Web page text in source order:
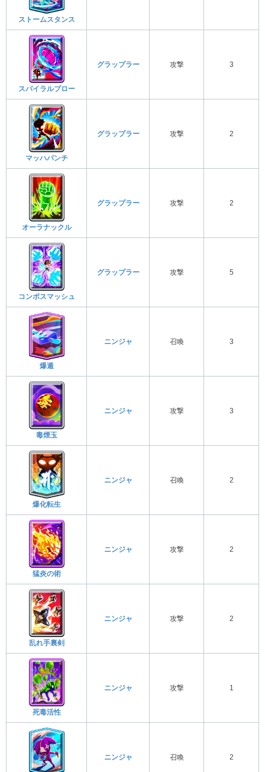
ストームスタンス
スパイラルブロー
グラップラー 攻撃 3
マッハパンチ
グラップラー 攻撃 2
オーラナックル
グラップラー 攻撃 2
コンボスマッシュ
グラップラー 攻撃 5
爆遁
ニンジャ 召喚 3
毒煙玉
ニンジャ 攻撃 3
爆化転生
ニンジャ 召喚 2
猛炎の術
ニンジャ 攻撃 2
乱れ手裏剣
ニンジャ 攻撃 2
死毒活性
ニンジャ 攻撃 1
ニンジャ 召喚 2